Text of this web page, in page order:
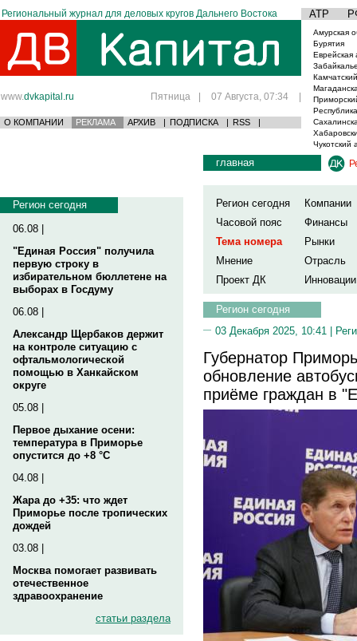
Региональный журнал для деловых кругов Дальнего Востока АТР
www.dvkapital.ru Пятница | 07 Августа, 07:34 |
О КОМПАНИИ РЕКЛАМА АРХИВ | ПОДПИСКА | RSS |
Амурская
Бурятия
Еврейская
Чукотский
Регион сегодня
06.08 |
"Единая Россия" получила
первую строку в
избирательном бюллетене на
выборах в Госдуму
06.08 |
Александр Щербаков держит
на контроле ситуацию с
офтальмологической
помощью в Ханкайском
округе
05.08 |
Первое дыхание осени:
температура в Приморье
опустится до +8 °C
04.08 |
Жара до +35: что ждет
Приморье после тропических
дождей
03.08 |
Москва помогает развивать
отечественное
здравоохранение
статьи раздела
главная
Регион сегодня
Компании
Часовой пояс
Финансы
Тема номера
Рынки
Мнение
Отрасль
Проект ДК
Инновации
Регион сегодня
03 Декабря 2025, 10:41 |
Губернатор
обновление
приёме граждан в